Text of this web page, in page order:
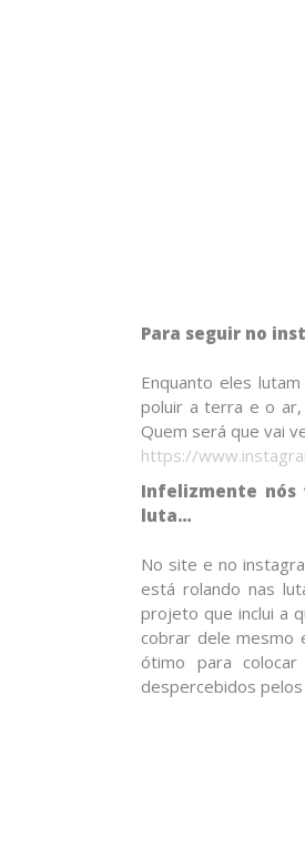
Para seguir no
Enquanto eles
poluir a terra e o ar,
Quem será que vai
https://
Infelizmente nós
luta…
No site e no
está rolando nas
projeto que inclui a
cobrar dele mesmo
ótimo para
despercebidos